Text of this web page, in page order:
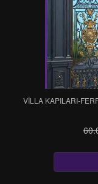
VİLLA KAPILARI-